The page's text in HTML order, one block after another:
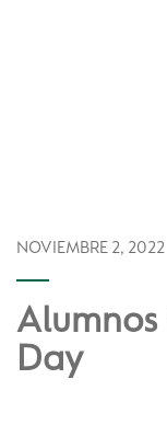
NOVIEMBRE 2, 2022
Day